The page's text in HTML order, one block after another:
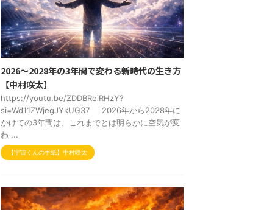
2026～2028年の3年間で変わる新時代の生き方
【中村咲太】
https://youtu.be/ZDDBReiRHzY?
si=Wd11ZWjegJYkUG37 2026年から2028年に
かけての3年間は、これまでとは明らかに空気が変
わ ...
【宇宙くんの手紙】中村咲太